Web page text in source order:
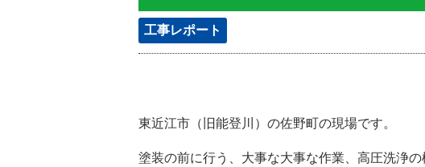
工事レポート
東近江市（旧能登川）の佐野町の現場です。
塗装の前に行う、大事な大事な作業、高圧洗浄の